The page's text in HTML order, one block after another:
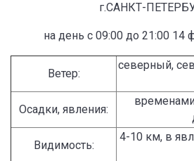
г.САНКТ-
на день с 09:00 до 21:00 14
Ветер:
северный,
Осадки, явления:
Видимость:
4-10 км, в